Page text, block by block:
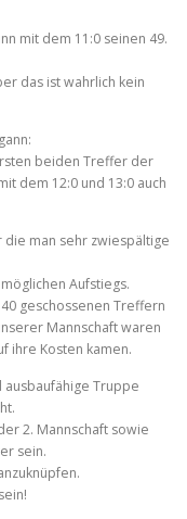
mit dem 11:0 seinen 49.
das ist wahrlich kein
beiden Treffer der
dem 12:0 und 13:0 auch
die man sehr zwiespältige
Aufstiegs.
geschossenen Treffern
Mannschaft waren
ihre Kosten kamen.
ausbaufähige Truppe
2. Mannschaft sowie
sein.